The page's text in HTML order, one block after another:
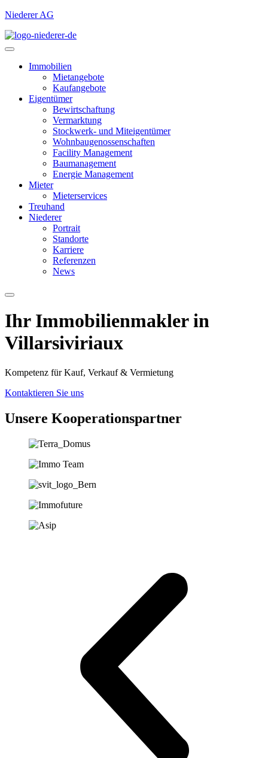
Niederer AG
Immobilien
Mietangebote
Kaufangebote
Eigentümer
Bewirtschaftung
Vermarktung
Stockwerk- und Miteigentümer
Wohnbaugenossenschaften
Facility Management
Baumanagement
Energie Management
Mieter
Mieterservices
Treuhand
Niederer
Portrait
Standorte
Karriere
Referenzen
News
Ihr Immobilien­­­makler in
Villarsiviriaux
Kompetenz für Kauf, Verkauf & Vermietung
Kontaktieren Sie uns
Unsere Koopera­tions­partner